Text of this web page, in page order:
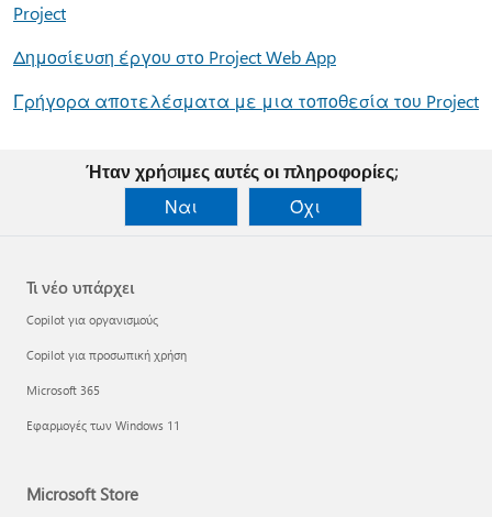
Project
Δημοσίευση έργου στο Project Web App
Γρήγορα αποτελέσματα με μια τοποθεσία του Project
Ήταν χρήσιμες αυτές οι πληροφορίες;
Ναι
Όχι
Τι νέο υπάρχει
Copilot για οργανισμούς
Copilot για προσωπική χρήση
Microsoft 365
Εφαρμογές των Windows 11
Microsoft Store